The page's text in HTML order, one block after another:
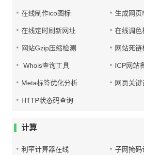
在线制作ico图标 生成网
在线定时刷新网址 在线调色
网站Gzip压缩检测 网站死链
Whois查询工具 ICP网站
Meta标签优化分析 网页关键
HTTP状态码查询
计算
利率计算器在线 子网掩码